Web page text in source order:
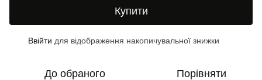
Купити
Ввійти для відображення накопичувальної знижки
До обраного Порівняти